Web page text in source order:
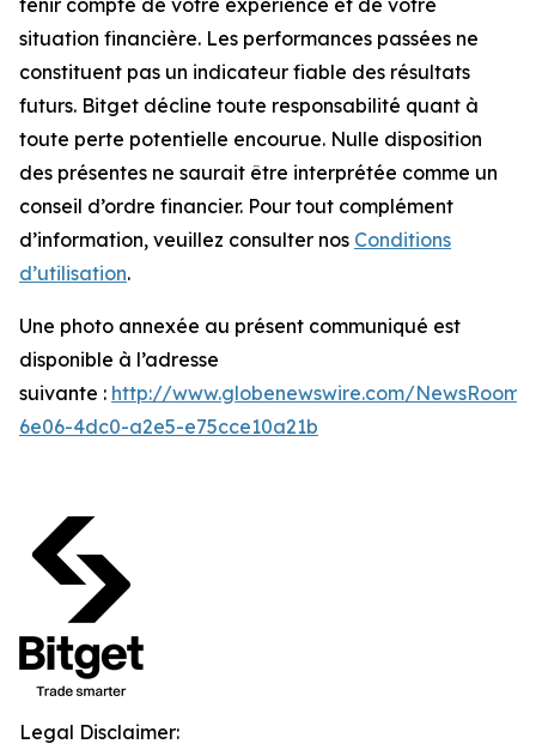
tenir compte de votre expérience et de votre
situation financière. Les performances passées ne
constituent pas un indicateur fiable des résultats
futurs. Bitget décline toute responsabilité quant à
toute perte potentielle encourue. Nulle disposition
des présentes ne saurait être interprétée comme un
conseil d’ordre financier. Pour tout complément
d’information, veuillez consulter nos Conditions
d’utilisation.
Une photo annexée au présent communiqué est
disponible à l’adresse
suivante : http://www.globenewswire.com/
6e06-4dc0-a2e5-e75cce10a21b
Legal Disclaimer: